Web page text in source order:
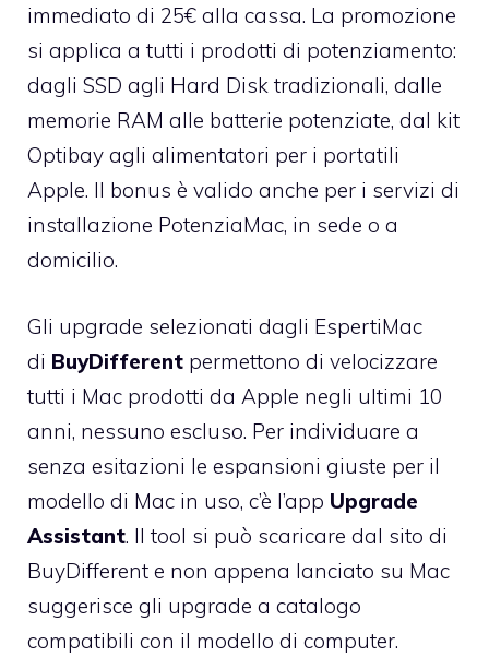
immediato di 25€ alla cassa. La promozione
si applica a tutti i prodotti di potenziamento:
dagli SSD agli Hard Disk tradizionali, dalle
memorie RAM alle batterie potenziate, dal kit
Optibay agli alimentatori per i portatili
Apple. Il bonus è valido anche per i servizi di
installazione PotenziaMac, in sede o a
domicilio.
Gli upgrade selezionati dagli EspertiMac
di BuyDifferent permettono di velocizzare
tutti i Mac prodotti da Apple negli ultimi 10
anni, nessuno escluso. Per individuare a
senza esitazioni le espansioni giuste per il
modello di Mac in uso, c’è l’app Upgrade
Assistant. Il tool si può scaricare dal sito di
BuyDifferent e non appena lanciato su Mac
suggerisce gli upgrade a catalogo
compatibili con il modello di computer.